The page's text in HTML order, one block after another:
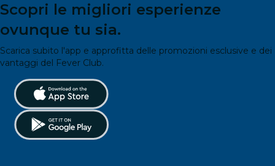
Scopri le migliori esperienze
ovunque tu sia.
Scarica subito l'app e approfitta delle promozioni esclusive e dei
vantaggi del Fever Club.